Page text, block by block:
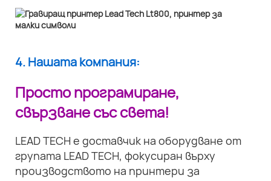
4. Нашата компания:
Просто програмиране,
свързване със света!
LEAD TECH е доставчик на оборудване от
групата LEAD TECH, фокусиран върху
производството на принтери за